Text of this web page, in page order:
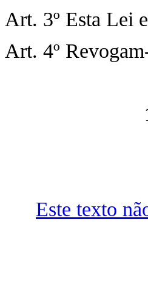
Art. 3º Esta Lei
Art. 4º
Este texto